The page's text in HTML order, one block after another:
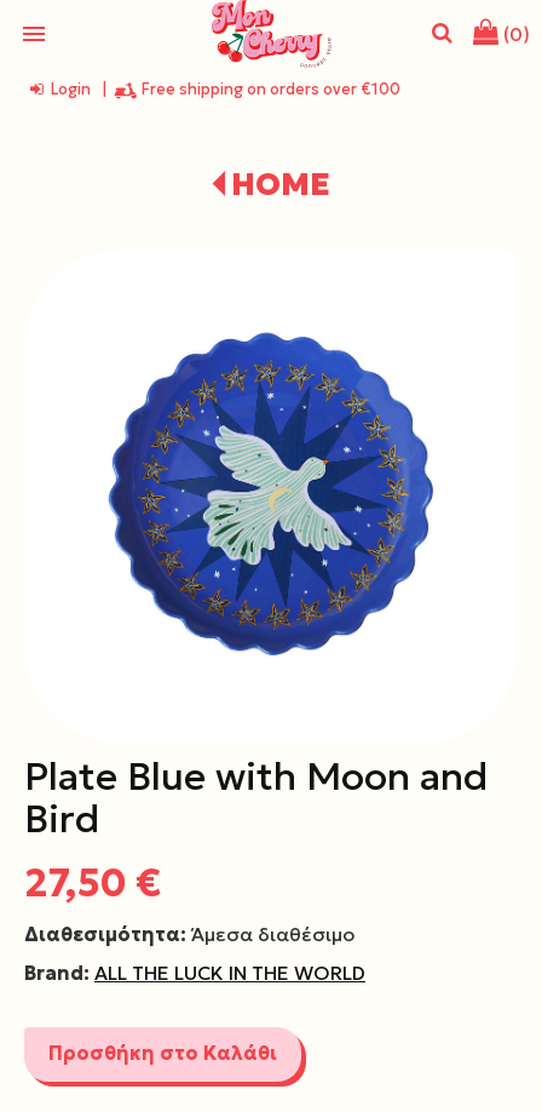
menu (0)
Login Free shipping on orders over €100
HOME
Plate Blue with Moon and
Bird
27,50 €
Διαθεσιμότητα: Άμεσα διαθέσιμο
Brand: ALL THE LUCK IN THE WORLD
Προσθήκη στο Καλάθι